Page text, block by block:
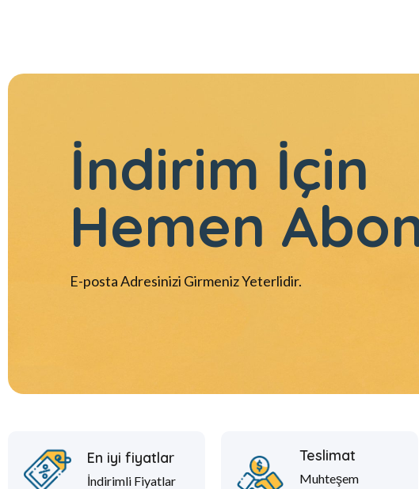
İndirim İçin
Hemen
E-posta Adresinizi Girmeniz Yeterlidir.
En iyi fiyatlar
İndirimli Fiyatlar
Teslimat
Muhteşem